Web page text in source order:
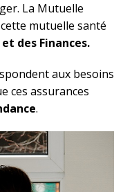
La Mutuelle
mutuelle santé
des Finances.
aux besoins
ces assurances
.